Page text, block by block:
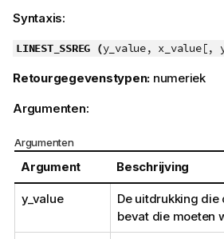
Syntaxis:
LINEST_SSREG (y_value,
Retourgegevenstypen: numeriek
Argumenten:
Argumenten
Argument Beschrijving
y_value De uitdrukking
bevat die moeten